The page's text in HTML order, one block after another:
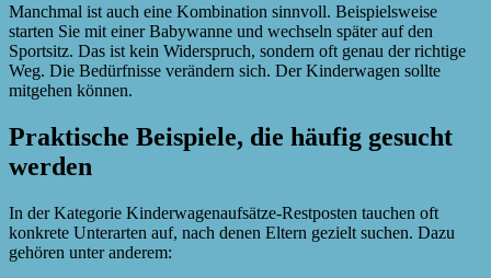
Manchmal ist auch eine Kombination sinnvoll. Beispielsweise
starten Sie mit einer Babywanne und wechseln später auf den
Sportsitz. Das ist kein Widerspruch, sondern oft genau der richtige
Weg. Die Bedürfnisse verändern sich. Der Kinderwagen sollte
mitgehen können.
Praktische Beispiele, die häufig gesucht
werden
In der Kategorie Kinderwagenaufsätze-Restposten tauchen oft
konkrete Unterarten auf, nach denen Eltern gezielt suchen. Dazu
gehören unter anderem: